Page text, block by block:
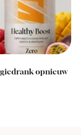
opnieuw